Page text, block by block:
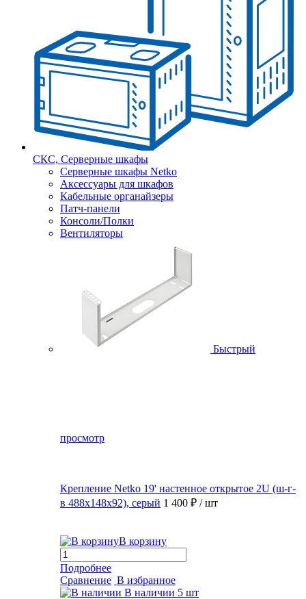
СКС, Серверные шкафы
Серверные шкафы Netko
Аксессуары для шкафов
Кабельные органайзеры
Патч-панели
Консоли/Полки
Вентиляторы
Быстрый
просмотр
Крепление Netko 19' настенное открытое 2U (ш-г-
в 488х148х92), серый 1 400 ₽ / шт
В корзину
Подробнее
Сравнение В избранное
В наличии 5 шт